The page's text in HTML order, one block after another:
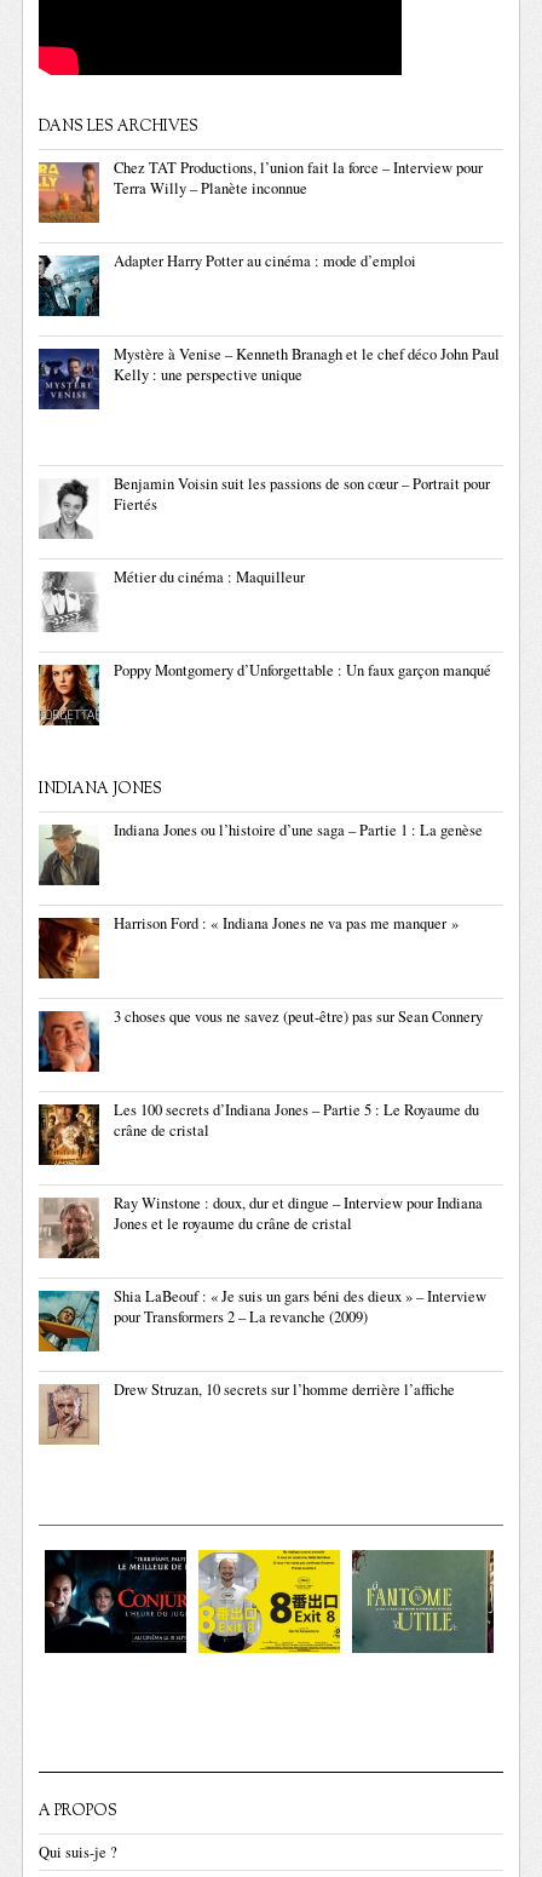
DANS LES ARCHIVES
Chez TAT Productions, l’union fait la force – Interview pour
Terra Willy – Planète inconnue
Adapter Harry Potter au cinéma : mode d’emploi
Mystère à Venise – Kenneth Branagh et le chef déco John Paul
Kelly : une perspective unique
Benjamin Voisin suit les passions de son cœur – Portrait pour
Fiertés
Métier du cinéma : Maquilleur
Poppy Montgomery d’Unforgettable : Un faux garçon manqué
INDIANA JONES
Indiana Jones ou l’histoire d’une saga – Partie 1 : La genèse
Harrison Ford : « Indiana Jones ne va pas me manquer »
3 choses que vous ne savez (peut-être) pas sur Sean Connery
Les 100 secrets d’Indiana Jones – Partie 5 : Le Royaume du
crâne de cristal
Ray Winstone : doux, dur et dingue – Interview pour Indiana
Jones et le royaume du crâne de cristal
Shia LaBeouf : « Je suis un gars béni des dieux » – Interview
pour Transformers 2 – La revanche (2009)
Drew Struzan, 10 secrets sur l’homme derrière l’affiche
A PROPOS
Qui suis-je ?